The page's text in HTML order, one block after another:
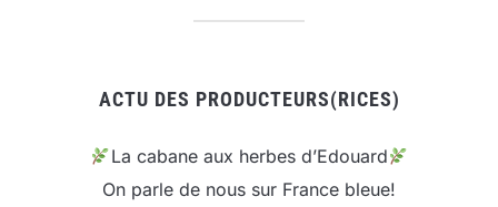
ACTU DES PRODUCTEURS(RICES)
La cabane aux herbes d’Edouard
On parle de nous sur France bleue!